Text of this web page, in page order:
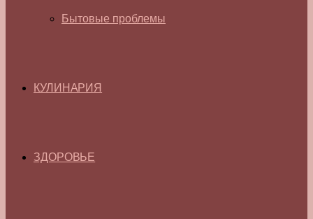
Бытовые проблемы
КУЛИНАРИЯ
ЗДОРОВЬЕ